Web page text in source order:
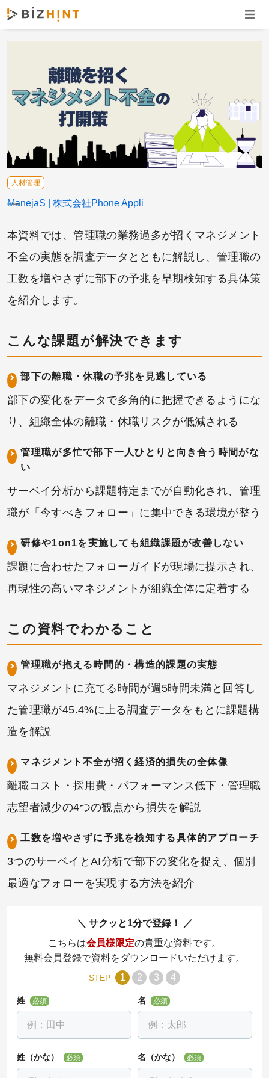
ナビ
本資料では、管理職の業務過多が招くマネジメント
不全の実態を調査データとともに解説し、管理職の
工数を増やさずに部下の予兆を早期検知する具体策
を紹介します。
こんな課題が解決できます
部下の離職・休職の予兆を見逃している
部下の変化をデータで多角的に把握できるようにな
り、組織全体の離職・休職リスクが低減される
管理職が多忙で部下一人ひとりと向き合う時間がな
い
サーベイ分析から課題特定までが自動化され、管理
職が「今すべきフォロー」に集中できる環境が整う
研修や1on1を実施しても組織課題が改善しない
課題に合わせたフォローガイドが現場に提示され、
再現性の高いマネジメントが組織全体に定着する
この資料でわかること
管理職が抱える時間的・構造的課題の実態
マネジメントに充てる時間が週5時間未満と回答し
た管理職が45.4%に上る調査データをもとに課題構
造を解説
マネジメント不全が招く経済的損失の全体像
離職コスト・採用費・パフォーマンス低下・管理職
志望者減少の4つの観点から損失を解説
工数を増やさずに予兆を検知する具体的アプローチ
3つのサーベイとAI分析で部下の変化を捉え、個別
最適なフォローを実現する方法を紹介
人材管理
ManejaS 株式会社Phone Appli
サクッと1分で登録！
こちらは会員様限定の貴重な資料です。
無料会員登録で資料をダウンロードいただけます。
STEP 1 2 3 4
姓 必須 名 必須
姓（かな） 必須 名（かな） 必須